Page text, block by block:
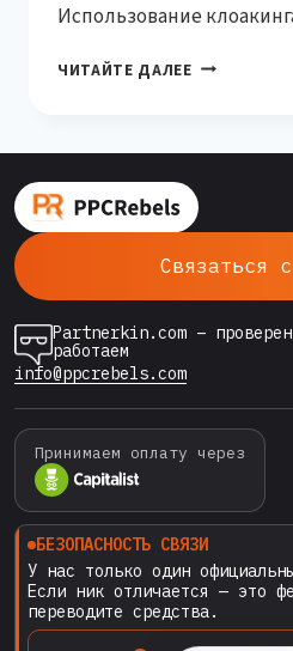
Использование
Март 2026-го. Вы сидите
пожаловать — сегодня
Google Ads от А до Я: что
неправильно,…
ЧИТАЙТЕ ДАЛЕЕКЛОАКИНГ
ПОЛНЫЙ
ГАЙД
ТЕОРИИ
СЕТАПА
Связаться
Partnerkin.com –
работаем
info@ppcrebels.com
Принимаем оплату через
БЕЗОПАСНОСТЬ СВЯЗИ
У нас только один
Если ник отличается — это
переводите средства.